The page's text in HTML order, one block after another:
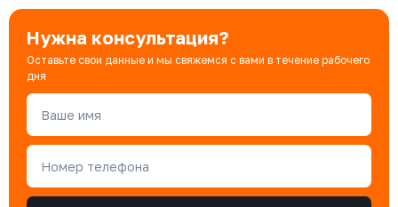
Нужна консультация?
Оставьте свои данные и мы свяжемся с вами в течение рабочего
дня
Ваше имя
Номер телефона